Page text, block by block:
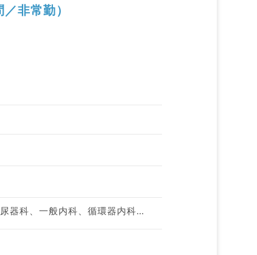
／非常勤）
神経内科、整形外科、呼吸器外科、泌尿器科、一般内科、循環器内科、呼吸器内科、消化器内科、内分泌・代謝内科、腎臓内科、血液内科、外科系全般、一般外科、消化器外科、救急科・ＩＣＵ